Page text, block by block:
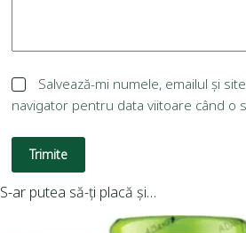
Salvează-mi numele, emailul și
navigator pentru data viitoare când o
Trimite
S-ar putea să-ți placă și…